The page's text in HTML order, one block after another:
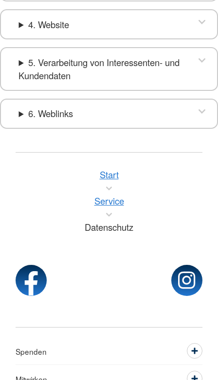
4. Website
5. Verarbeitung von Interessenten- und
Kundendaten
6. Weblinks
Start
Service
Datenschutz
Spenden